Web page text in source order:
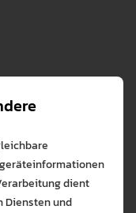
und
in
dient
Diensten und